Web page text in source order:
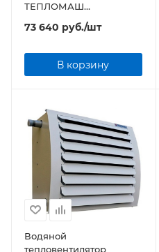
ТЕПЛОМАШ
КЭВ-106T4,5W2 серии
TW
73 640 руб./шт
В корзину
Водяной
тепловентилятор